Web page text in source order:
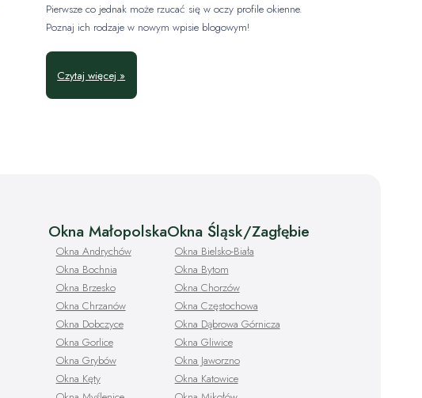
Pierwsze co jednak może rzucać się w oczy profile okienne.
Poznaj ich rodzaje w nowym wpisie blogowym!
Czytaj więcej »
Okna Małopolska
Okna Andrychów
Okna Bochnia
Okna Brzesko
Okna Chrzanów
Okna Dobczyce
Okna Gorlice
Okna Grybów
Okna Kęty
Okna Śląsk/Zagłębie
Okna Bielsko-Biała
Okna Bytom
Okna Chorzów
Okna Częstochowa
Okna Dąbrowa Górnicza
Okna Gliwice
Okna Jaworzno
Okna Katowice